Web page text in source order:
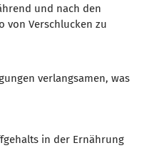
und nach den
von Verschlucken zu
verlangsamen, was
in der Ernährung